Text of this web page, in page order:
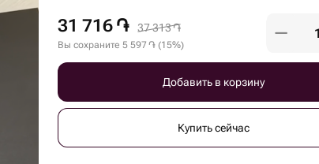
31 716 ֏ 37 313֏
Вы сохраните 5 597 ֏ (15%)
Добавить в корзину
Купить сейчас